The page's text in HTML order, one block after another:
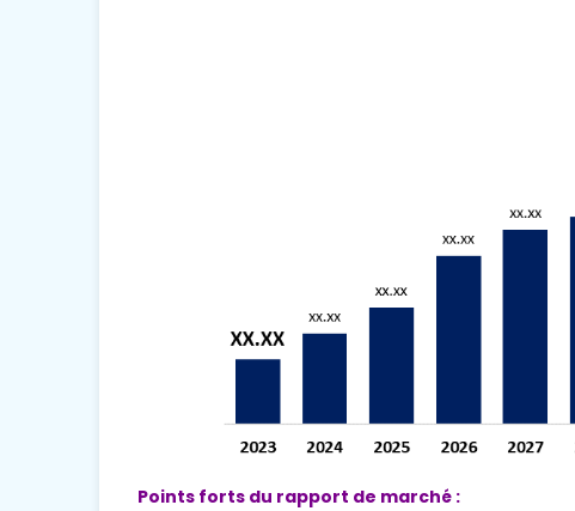
Points forts du rapport de marché :